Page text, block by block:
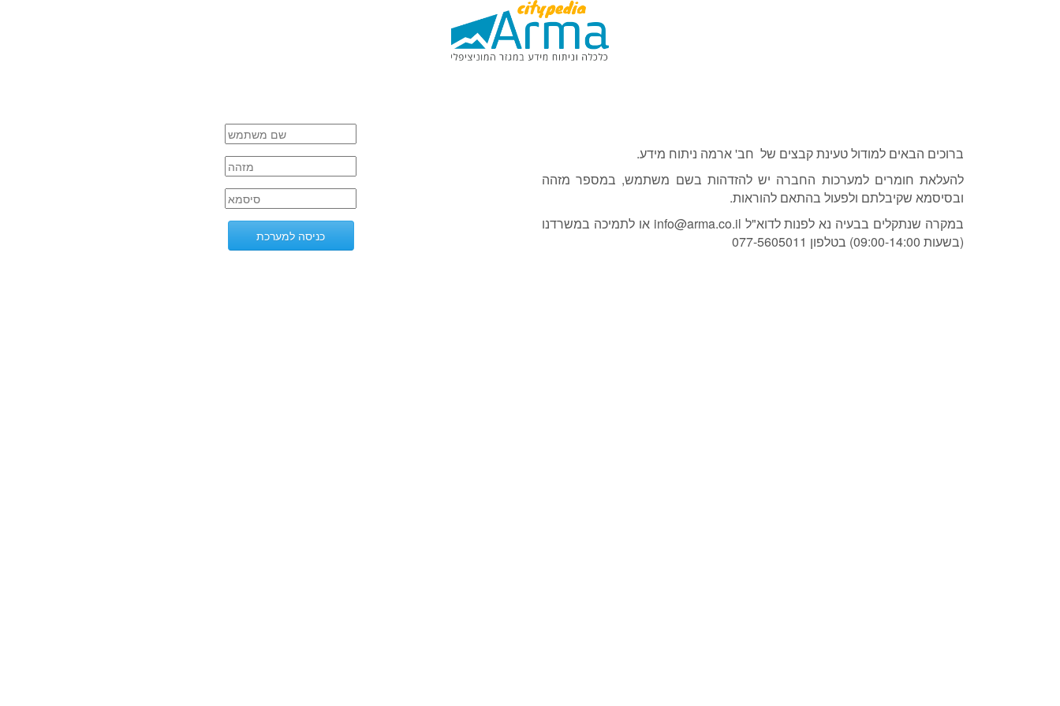
ברוכים הבאים למודול טעינת קבצים של חב' ארמה ניתוח מידע.
להעלאת חומרים למערכות החברה יש להזדהות בשם משתמש, במספר מזהה
ובסיסמא שקיבלתם ולפעול בהתאם להוראות.
במקרה שנתקלים בבעיה נא לפנות לדוא"ל info@arma.co.il או לתמיכה במשרדנו
(בשעות 09:00-14:00) בטלפון 077-5605011